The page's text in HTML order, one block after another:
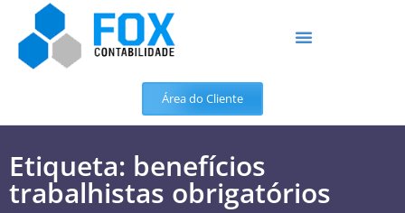
Área do Cliente
Etiqueta: benefícios
trabalhistas obrigatórios